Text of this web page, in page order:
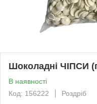
Шоколадні ЧІПСИ
В наявності
Код: 156222
Роздріб